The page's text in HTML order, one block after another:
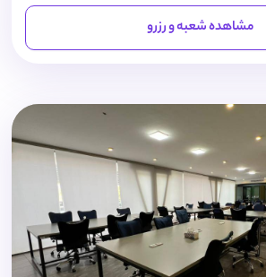
مشاهده شعبه و رزرو